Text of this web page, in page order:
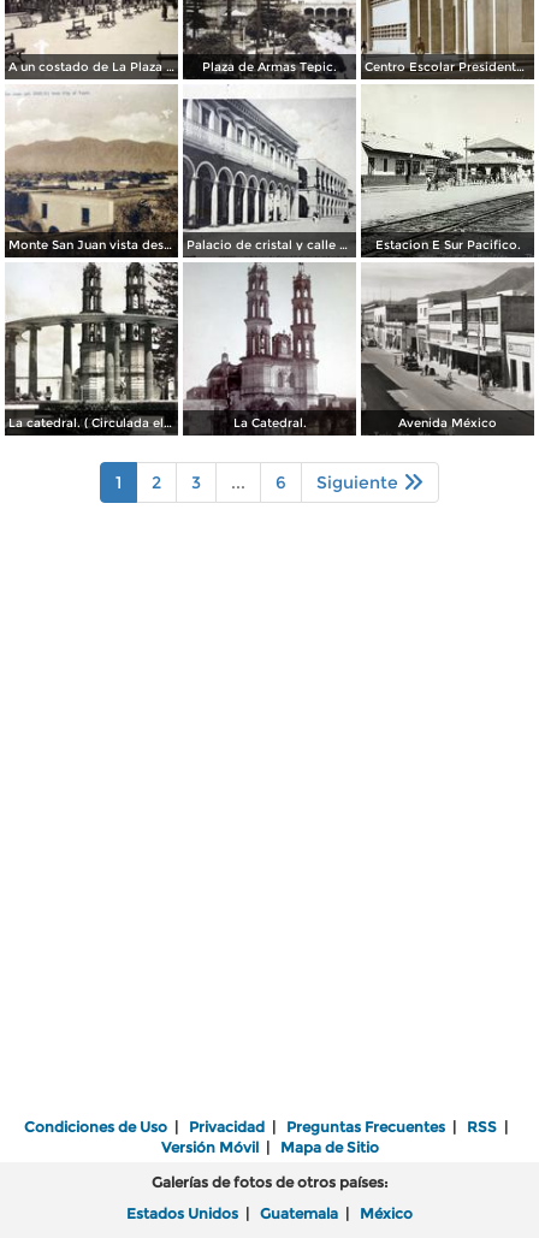
A un costado de La Plaza principal. Plaza de Armas Tepic. Centro Escolar Presidente M Aleman.
Monte San Juan vista desde Tepic ( Circulada el 30 de Agosto de 1908 ). Palacio de cristal y calle de Lerdo.( Circulada el 26 de Diciembre de 1919 ). Estacion E Sur Pacifico.
La catedral. ( Circulada el 7 de Agosto de 1955 ). La Catedral. Avenida México
1 2 3 ... 6 Siguiente
Condiciones de Uso | Privacidad | Preguntas Frecuentes | RSS |
Versión Móvil| Mapa de Sitio
Galerías de fotos de otros países:
Estados Unidos | Guatemala | México